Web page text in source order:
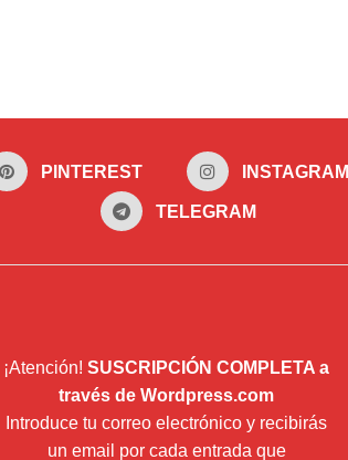
PINTEREST INSTAGRAM
TELEGRAM
¡Atención! SUSCRIPCIÓN COMPLETA a
través de Wordpress.com
Introduce tu correo electrónico y recibirás
un email por cada entrada que